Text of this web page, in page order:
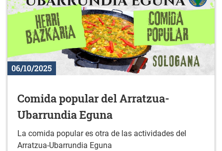
06/10/2025
Comida popular del Arratzua-
Ubarrundia Eguna
La comida popular es otra de las actividades del
Arratzua-Ubarrundia Eguna